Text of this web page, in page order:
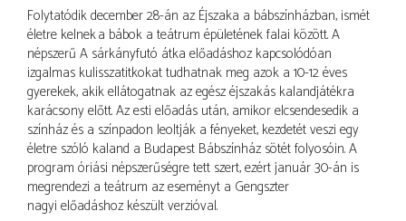
Folytatódik december 28-án az Éjszaka a bábszínházban, ismét
életre kelnek a bábok a teátrum épületének falai között. A
népszerű A sárkányfutó átka előadáshoz kapcsolódóan
izgalmas kulisszatitkokat tudhatnak meg azok a 10-12 éves
gyerekek, akik ellátogatnak az egész éjszakás kalandjátékra
karácsony előtt. Az esti előadás után, amikor elcsendesedik a
színház és a színpadon leoltják a fényeket, kezdetét veszi egy
életre szóló kaland a Budapest Bábszínház sötét folyosóin. A
program óriási népszerűségre tett szert, ezért január 30-án is
megrendezi a teátrum az eseményt a Gengszter
nagyi előadáshoz készült verzióval.